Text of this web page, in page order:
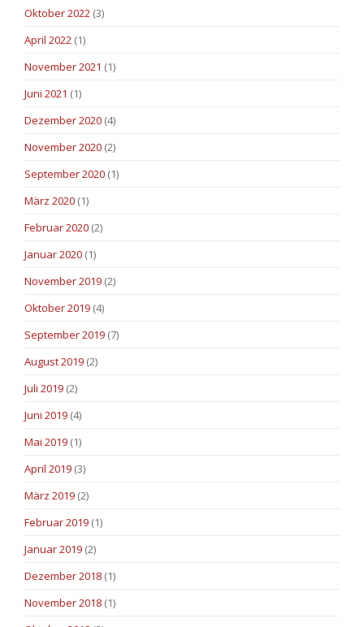
Oktober 2022 (3)
April 2022 (1)
November 2021 (1)
Juni 2021 (1)
Dezember 2020 (4)
November 2020 (2)
September 2020 (1)
März 2020 (1)
Februar 2020 (2)
Januar 2020 (1)
November 2019 (2)
Oktober 2019 (4)
September 2019 (7)
August 2019 (2)
Juli 2019 (2)
Juni 2019 (4)
Mai 2019 (1)
April 2019 (3)
März 2019 (2)
Februar 2019 (1)
Januar 2019 (2)
Dezember 2018 (1)
November 2018 (1)